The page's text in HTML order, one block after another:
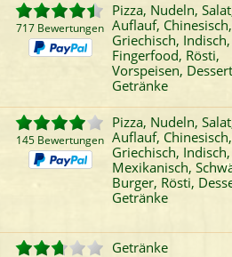
717 Bewertungen
Pizza, Nudeln,
Auflauf, Chinesisch,
Griechisch,
Fingerfood, Rösti,
Vorspeisen,
Getränke
145 Bewertungen
Pizza, Nudeln,
Auflauf, Chinesisch,
Griechisch, Indisch,
Mexikanisch,
Burger, Rösti,
Getränke
Getränke